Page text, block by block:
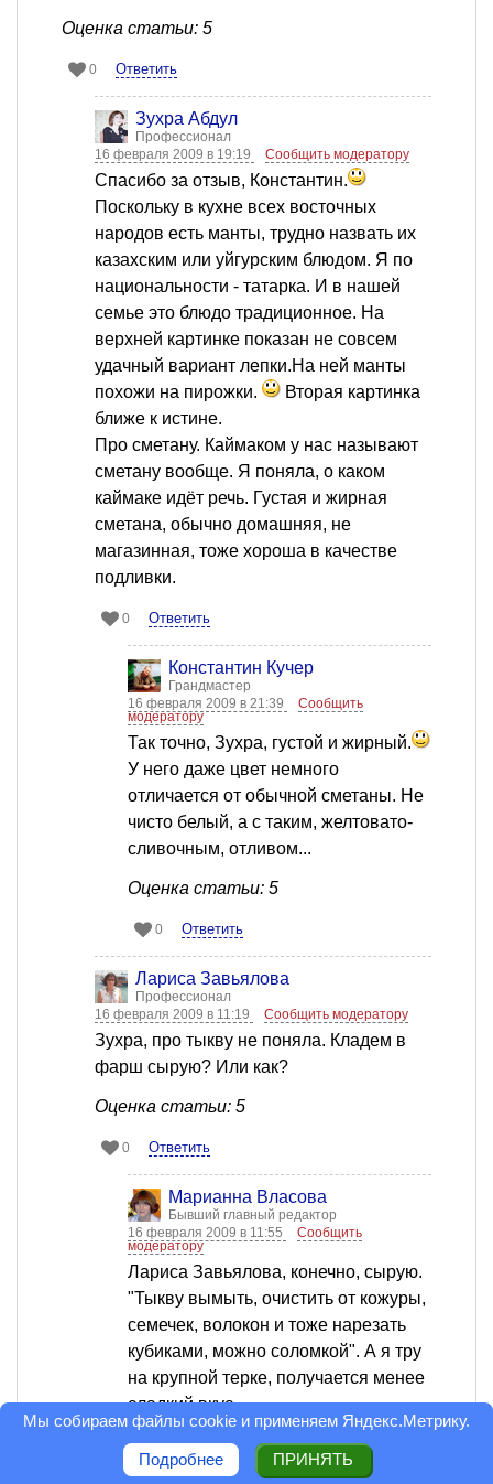
Оценка статьи: 5
0 Ответить
Зухра Абдул
Профессионал
16 февраля 2009 в 19:19
Сообщить модератору
Спасибо за отзыв, Константин.
Поскольку в кухне всех восточных
народов есть манты, трудно назвать их
казахским или уйгурским блюдом. Я по
национальности - татарка. И в нашей
семье это блюдо традиционное. На
верхней картинке показан не совсем
удачный вариант лепки.На ней манты
похожи на пирожки.
Вторая картинка
ближе к истине.
Про сметану. Каймаком у нас называют
сметану вообще. Я поняла, о каком
каймаке идёт речь. Густая и жирная
сметана, обычно домашняя, не
магазинная, тоже хороша в качестве
подливки.
0 Ответить
Константин Кучер
Грандмастер
16 февраля 2009 в 21:39
Сообщить
модератору
Так точно, Зухра, густой и жирный.
У него даже цвет немного
отличается от обычной сметаны. Не
чисто белый, а с таким, желтовато-
сливочным, отливом...
Оценка статьи: 5
0 Ответить
Лариса Завьялова
Профессионал
16 февраля 2009 в 11:19
Сообщить модератору
Зухра, про тыкву не поняла. Кладем в
фарш сырую? Или как?
Оценка статьи: 5
0 Ответить
Марианна Власова
Бывший главный редактор
16 февраля 2009 в 11:55
Сообщить
модератору
Лариса Завьялова, конечно, сырую.
"Тыкву вымыть, очистить от кожуры,
семечек, волокон и тоже нарезать
кубиками, можно соломкой". А я тру
на крупной терке, получается менее
сладкий вкус.
0 Ответить
Мы собираем файлы cookie и применяем Яндекс.Метрику.
Подробнее ПРИНЯТЬ